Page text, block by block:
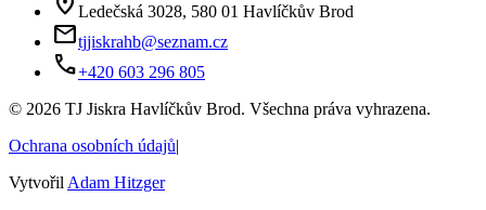
Ledečská 3028, 580 01 Havlíčkův Brod
mailtjjiskrahb@seznam.cz
phone+420 603 296 805
© 2026 TJ Jiskra Havlíčkův Brod. Všechna práva vyhrazena.
Ochrana osobních údajů|
Vytvořil Adam Hitzger